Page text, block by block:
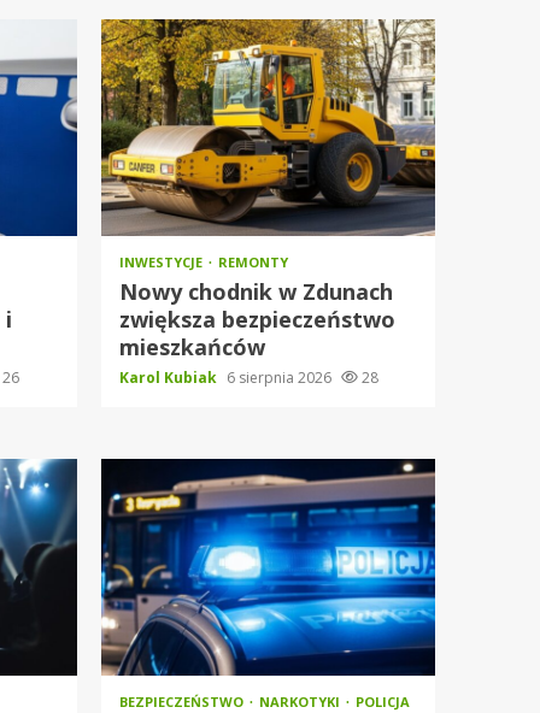
i
26
INWESTYCJE REMONTY
Nowy chodnik w Zdunach
zwiększa bezpieczeństwo
mieszkańców
Karol Kubiak 6 sierpnia 2026 28
BEZPIECZEŃSTWO NARKOTYKI POLICJA